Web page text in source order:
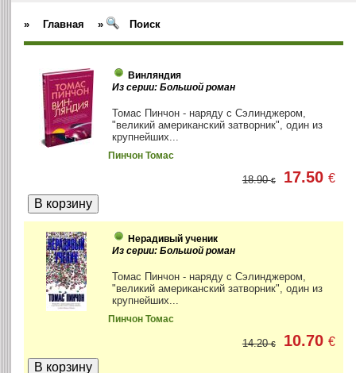
» Главная » Поиск
Винляндия
Из серии: Большой роман
Томас Пинчон - наряду с Сэлинджером,
"великий американский затворник", один из
крупнейших...
Пинчон Томас
18.90€ 17.50€
Нерадивый ученик
Из серии: Большой роман
Томас Пинчон - наряду с Сэлинджером,
"великий американский затворник", один из
крупнейших...
Пинчон Томас
14.20€ 10.70€